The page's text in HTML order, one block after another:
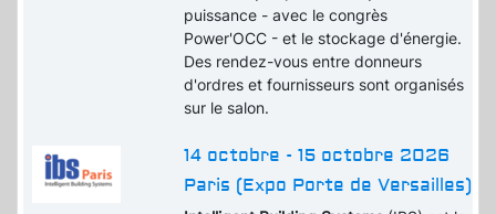
puissance - avec le congrès
Power'OCC - et le stockage d'énergie.
Des rendez-vous entre donneurs
d'ordres et fournisseurs sont organisés
sur le salon.
14 octobre - 15 octobre 2026
Paris (Expo Porte de Versailles)